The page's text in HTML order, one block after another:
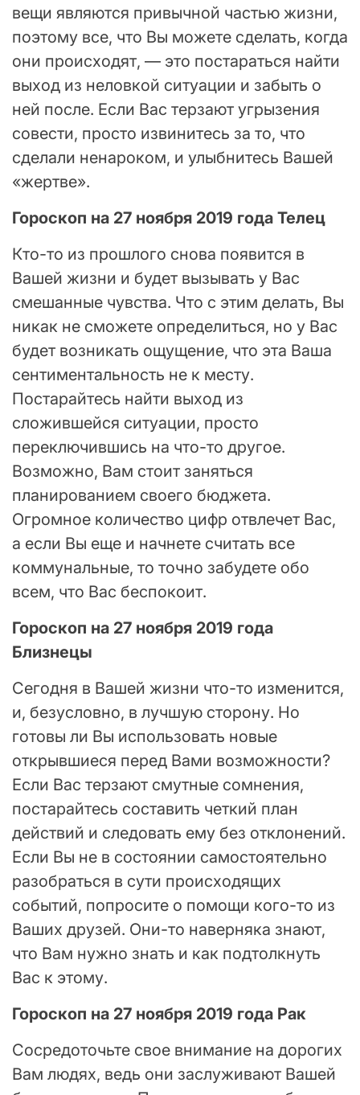
вещи являются привычной частью жизни,
поэтому все, что Вы можете сделать, когда
они происходят, — это постараться найти
выход из неловкой ситуации и забыть о
ней после. Если Вас терзают угрызения
совести, просто извинитесь за то, что
сделали ненароком, и улыбнитесь Вашей
«жертве».
Гороскоп на 27 ноября 2019 года Телец
Кто-то из прошлого снова появится в
Вашей жизни и будет вызывать у Вас
смешанные чувства. Что с этим делать, Вы
никак не сможете определиться, но у Вас
будет возникать ощущение, что эта Ваша
сентиментальность не к месту.
Постарайтесь найти выход из
сложившейся ситуации, просто
переключившись на что-то другое.
Возможно, Вам стоит заняться
планированием своего бюджета.
Огромное количество цифр отвлечет Вас,
а если Вы еще и начнете считать все
коммунальные, то точно забудете обо
всем, что Вас беспокоит.
Гороскоп на 27 ноября 2019 года
Близнецы
Сегодня в Вашей жизни что-то изменится,
и, безусловно, в лучшую сторону. Но
готовы ли Вы использовать новые
открывшиеся перед Вами возможности?
Если Вас терзают смутные сомнения,
постарайтесь составить четкий план
действий и следовать ему без отклонений.
Если Вы не в состоянии самостоятельно
разобраться в сути происходящих
событий, попросите о помощи кого-то из
Ваших друзей. Они-то наверняка знают,
что Вам нужно знать и как подтолкнуть
Вас к этому.
Гороскоп на 27 ноября 2019 года Рак
Сосредоточьте свое внимание на дорогих
Вам людях, ведь они заслуживают Вашей